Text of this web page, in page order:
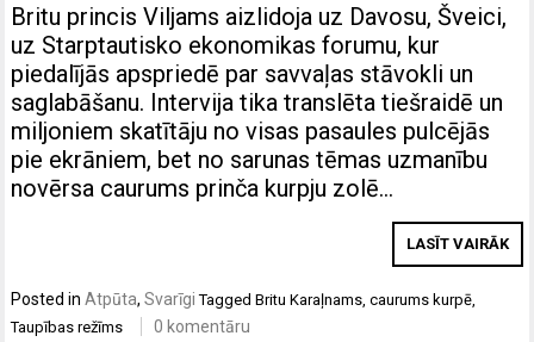
Britu princis Viljams aizlidoja uz Davosu, Šveici,
uz Starptautisko ekonomikas forumu, kur
piedalījās apspriedē par savvaļas stāvokli un
saglabāšanu. Intervija tika translēta tiešraidē un
miljoniem skatītāju no visas pasaules pulcējās
pie ekrāniem, bet no sarunas tēmas uzmanību
novērsa caurums prinča kurpju zolē…
LASĪT VAIRĀK
Posted inAtpūta,Svarīgi TaggedBritu Karaļnams ,caurums kurpē
Taupības režīms
0 komentāru